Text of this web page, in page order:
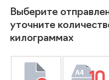
Выберите
уточните
килограммах